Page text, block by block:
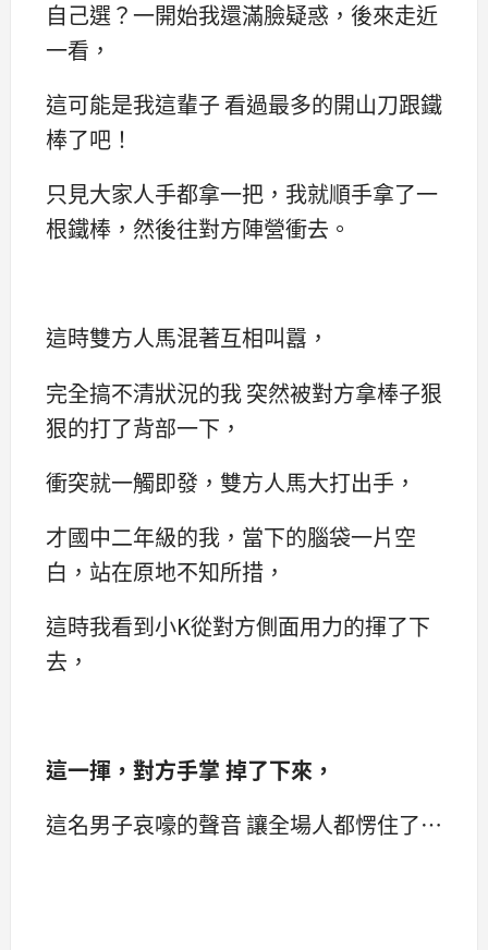
自己選？一開始我還滿臉疑惑，後來走近
一看，
這可能是我這輩子 看過最多的開山刀跟鐵
棒了吧！
只見大家人手都拿一把，我就順手拿了一
根鐵棒，然後往對方陣營衝去。
這時雙方人馬混著互相叫囂，
完全搞不清狀況的我 突然被對方拿棒子狠
狠的打了背部一下，
衝突就一觸即發，雙方人馬大打出手，
才國中二年級的我，當下的腦袋一片空
白，站在原地不知所措，
這時我看到小K從對方側面用力的揮了下
去，
這一揮，對方手掌 掉了下來，
這名男子哀嚎的聲音 讓全場人都愣住了…